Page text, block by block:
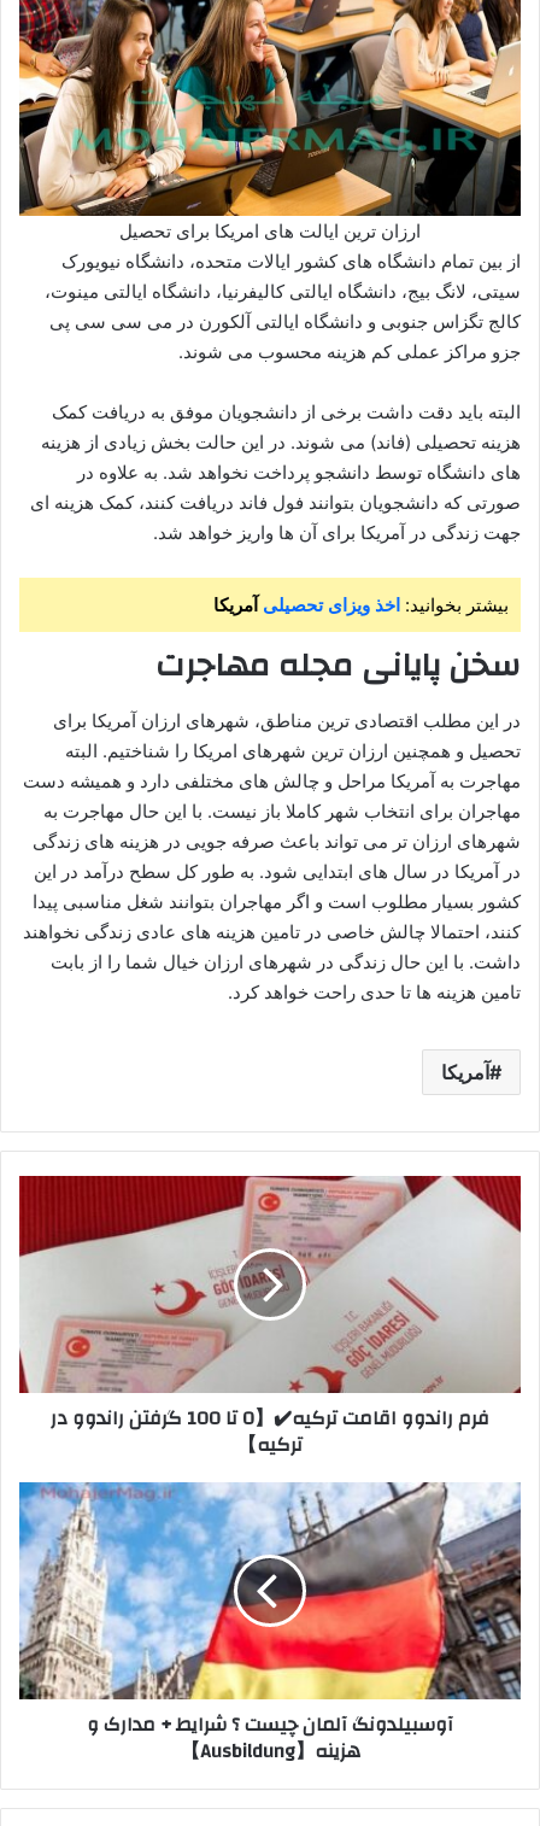
ارزان ترین ایالت های امریکا برای تحصیل
از بین تمام دانشگاه های کشور ایالات متحده، دانشگاه نیویورک
سیتی، لانگ بیج، دانشگاه ایالتی کالیفرنیا، دانشگاه ایالتی مینوت،
کالج تگزاس جنوبی و دانشگاه ایالتی آلکورن در می سی سی پی
جزو مراکز عملی کم هزینه محسوب می شوند.
البته باید دقت داشت برخی از دانشجویان موفق به دریافت کمک
هزینه تحصیلی (فاند) می شوند. در این حالت بخش زیادی از هزینه
های دانشگاه توسط دانشجو پرداخت نخواهد شد. به علاوه در
صورتی که دانشجویان بتوانند فول فاند دریافت کنند، کمک هزینه ای
جهت زندگی در آمریکا برای آن ها واریز خواهد شد.
بیشتر بخوانید: اخذ ویزای تحصیلی آمریکا
سخن پایانی مجله مهاجرت
در این مطلب اقتصادی ترین مناطق، شهرهای ارزان آمریکا برای
تحصیل و همچنین ارزان ترین شهرهای امریکا را شناختیم. البته
مهاجرت به آمریکا مراحل و چالش های مختلفی دارد و همیشه دست
مهاجران برای انتخاب شهر کاملا باز نیست. با این حال مهاجرت به
شهرهای ارزان تر می تواند باعث صرفه جویی در هزینه های زندگی
در آمریکا در سال های ابتدایی شود. به طور کل سطح درآمد در این
کشور بسیار مطلوب است و اگر مهاجران بتوانند شغل مناسبی پیدا
کنند، احتمالا چالش خاصی در تامین هزینه های عادی زندگی نخواهند
داشت. با این حال زندگی در شهرهای ارزان خیال شما را از بابت
تامین هزینه ها تا حدی راحت خواهد کرد.
آمریکا
فرم
راندوو
اقامت
در
ترکیه】
فرم راندوو اقامت ترکیه✔️【0 تا 100 گرفتن راندوو در
ترکیه】
آوسبیلدونگ
آلمان
چیست
؟
شرایط
+
مدارک
و
هزینه【Ausbildung】
آوسبیلدونگ آلمان چیست ؟ شرایط + مدارک و
هزینه【Ausbildung】